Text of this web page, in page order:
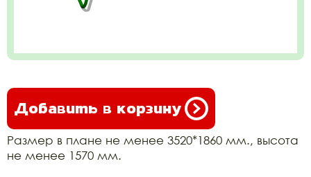
Добавить в корзину
Размер в плане не менее 3520*1860 мм., высота
не менее 1570 мм.